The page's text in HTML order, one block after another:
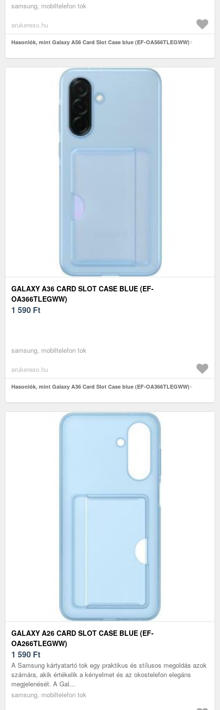
samsung, mobiltelefon tok
arukereso.hu
Hasonlók, mint Galaxy A56 Card Slot Case blue (EF-OA566TLEGWW)
GALAXY A36 CARD SLOT CASE BLUE (EF-
OA366TLEGWW)
1 590 Ft
samsung, mobiltelefon tok
arukereso.hu
Hasonlók, mint Galaxy A36 Card Slot Case blue (EF-OA366TLEGWW)
GALAXY A26 CARD SLOT CASE BLUE (EF-
OA266TLEGWW)
1 590 Ft
A Samsung kártyatartó tok egy praktikus és stílusos megoldás azok
számára, akik értékelik a kényelmet és az okostelefon elegáns
megjelenését. A Gal...
samsung, mobiltelefon tok